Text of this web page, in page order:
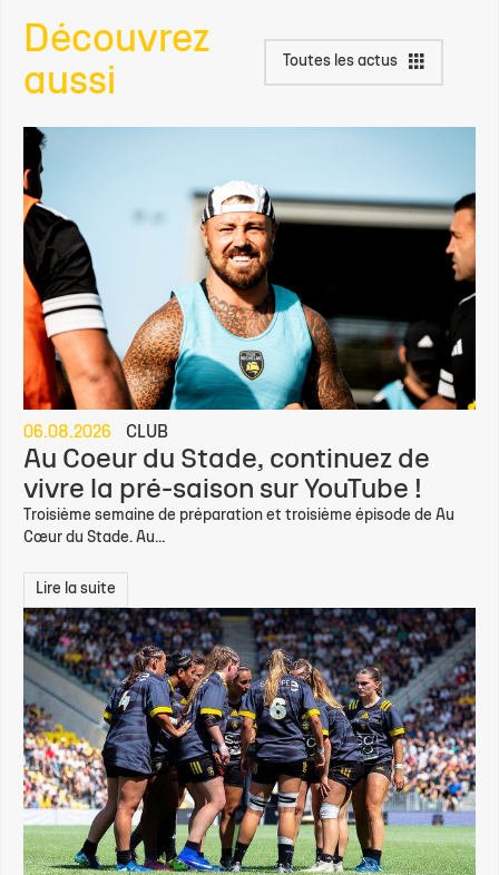
Découvrez
aussi
Toutes les actus
06.08.2026 CLUB
Au Coeur du Stade, continuez de
vivre la pré-saison sur YouTube !
Troisième semaine de préparation et troisième épisode de Au
Cœur du Stade. Au...
Lire la suite